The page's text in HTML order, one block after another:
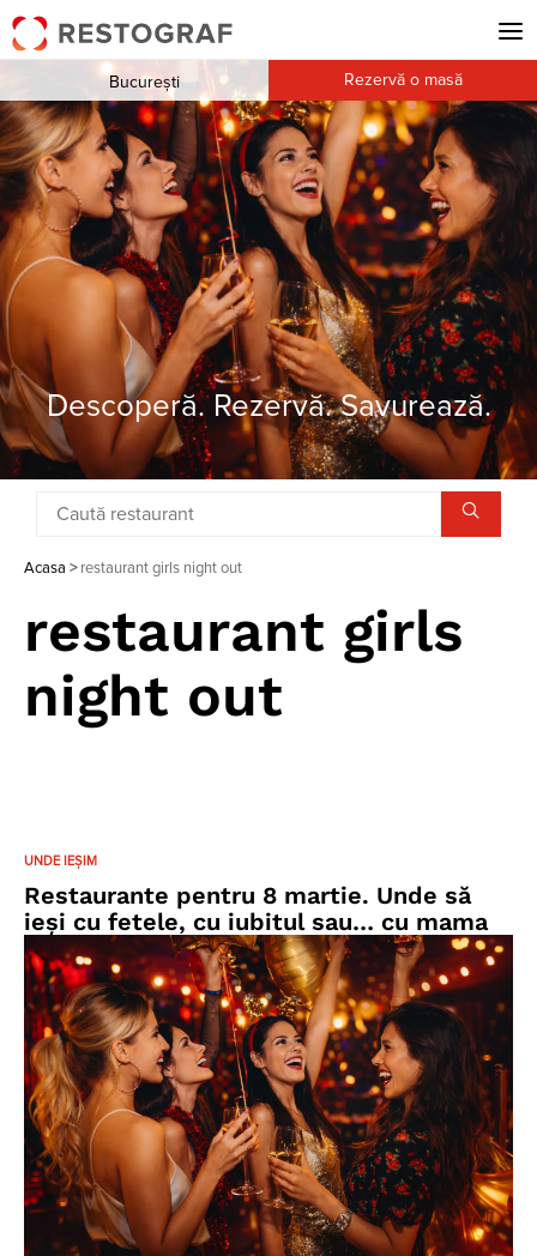
Descoperă. Rezervă. Savurează.
București Rezervă o masă
Acasa > restaurant girls night out
restaurant girls
night out
UNDE IEȘIM
Restaurante pentru 8 martie. Unde să
ieşi cu fetele, cu iubitul sau… cu mama